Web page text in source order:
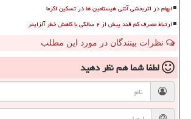
ابهام در اثربخشی آنتی هیستامین ها در تسکین اگزما
ارتباط مصرف کم قند پیش از ۲ سالگی با کاهش خطر آلزایمر
نظرات بینندگان در مورد این مطلب
لطفا شما همنظر دهید